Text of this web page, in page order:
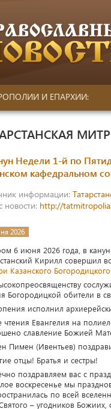
И ЕПАРХИИ:
Недели 1-й по
кафедральном
информации:
новости: http://
2026
6 июня 2026 года, в
Кирилл совершил
Казанского
Богородицкой обители в
исполнил
чтения Евангелия на
славление Божией
Пимен (Ивентьев)
отцы! Братья и сестры!
поздравляем вас с
воскресенье мы
по всей
– угодников